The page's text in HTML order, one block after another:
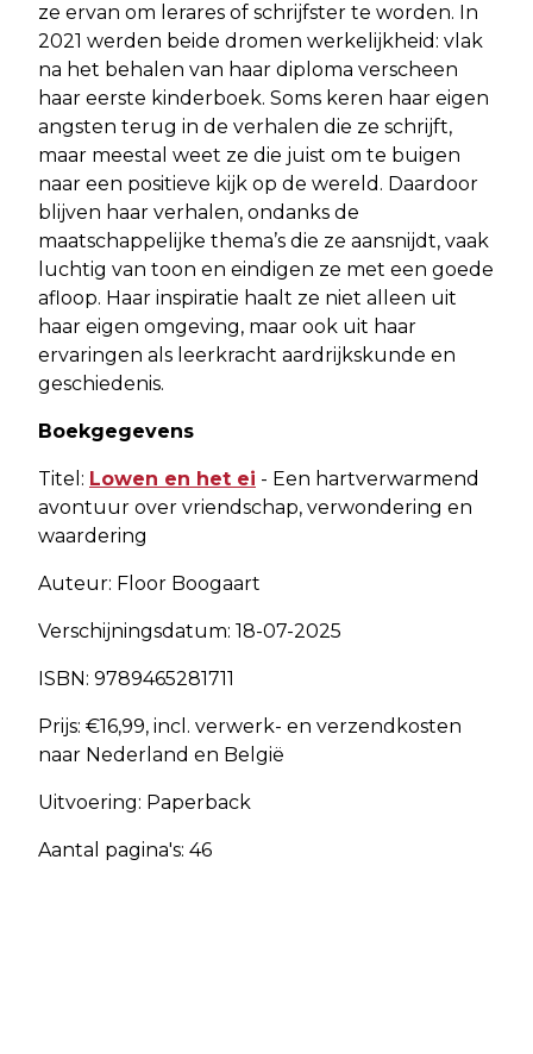
ze ervan om lerares of schrijfster te worden. In
2021 werden beide dromen werkelijkheid: vlak
na het behalen van haar diploma verscheen
haar eerste kinderboek. Soms keren haar eigen
angsten terug in de verhalen die ze schrijft,
maar meestal weet ze die juist om te buigen
naar een positieve kijk op de wereld. Daardoor
blijven haar verhalen, ondanks de
maatschappelijke thema’s die ze aansnijdt, vaak
luchtig van toon en eindigen ze met een goede
afloop. Haar inspiratie haalt ze niet alleen uit
haar eigen omgeving, maar ook uit haar
ervaringen als leerkracht aardrijkskunde en
geschiedenis.
Boekgegevens
Titel: Lowen en het ei - Een hartverwarmend
avontuur over vriendschap, verwondering en
waardering
Auteur: Floor Boogaart
Verschijningsdatum: 18-07-2025
ISBN: 9789465281711
Prijs: €16,99, incl. verwerk- en verzendkosten
naar Nederland en België
Uitvoering: Paperback
Aantal pagina's: 46